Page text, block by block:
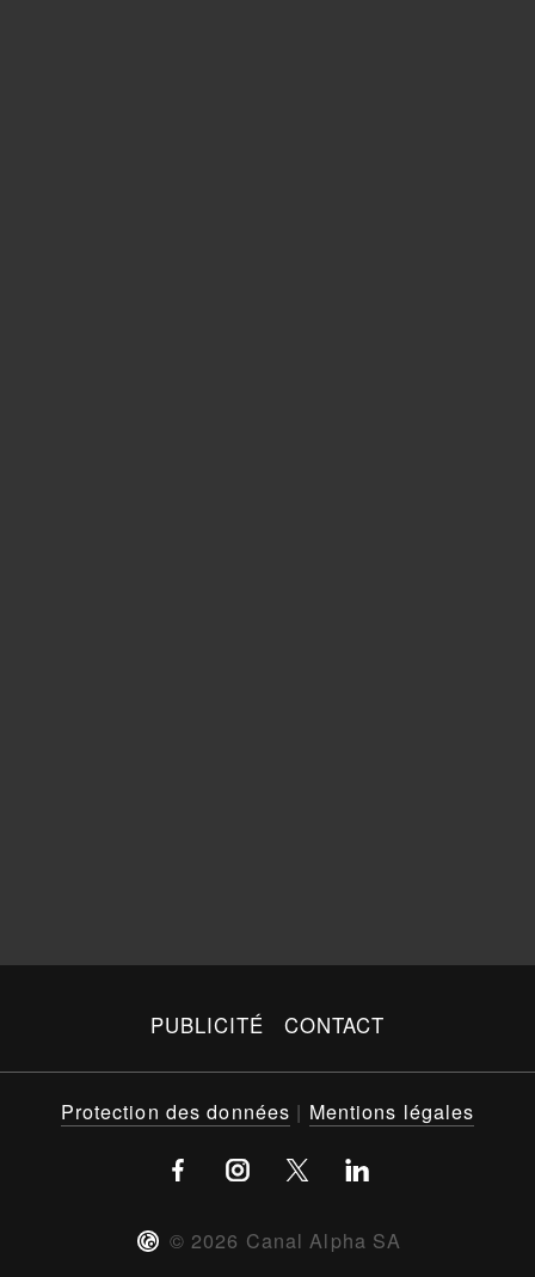
PUBLICITÉ CONTACT
© 2026 Canal Alpha SA
Protection des données | Mentions légales